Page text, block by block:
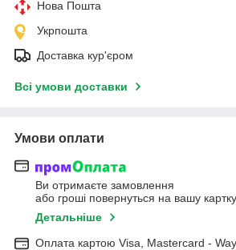
Нова Пошта
Укрпошта
Доставка кур'єром
Всі умови доставки
Умови оплати
Ви отримаєте замовлення
або гроші повернуться на вашу картку
Детальніше
Оплата картою Visa, Mastercard -